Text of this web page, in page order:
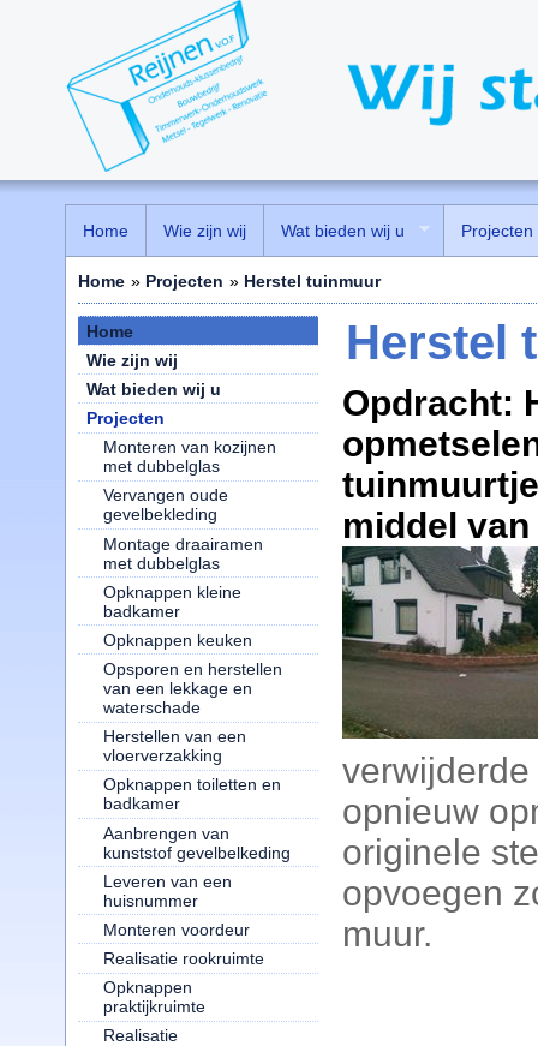
Home » Projecten » Herstel tuinmuur
Home
Wie zijn wij
Wat bieden wij u
Projecten
Monteren van kozijnen
met dubbelglas
Vervangen oude
gevelbekleding
Montage draairamen
met dubbelglas
Opknappen kleine
badkamer
Opknappen keuken
Opsporen en herstellen
van een lekkage en
waterschade
Herstellen van een
vloerverzakking
Opknappen toiletten en
badkamer
Aanbrengen van
kunststof gevelbelkeding
Leveren van een
huisnummer
Monteren voordeur
Realisatie rookruimte
Opknappen
praktijkruimte
Realisatie
Herstel
Opdracht:
middel
opnieuw
originele
opvoegen
muur.
Home Wie zijn wij Wat bieden wij u Projecten